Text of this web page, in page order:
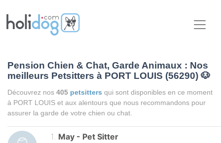
Pension Chien & Chat, Garde Animaux : Nos
meilleurs Petsitters à PORT LOUIS (56290) 🐶
Découvrez nos 405 petsitters qui sont disponibles en ce moment
à PORT LOUIS et aux alentours que nous recommandons pour
assurer la garde de votre chien ou chat.
1. May - Pet Sitter